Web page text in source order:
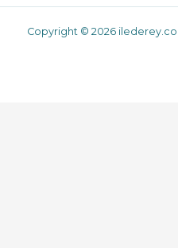
Copyright © 2026